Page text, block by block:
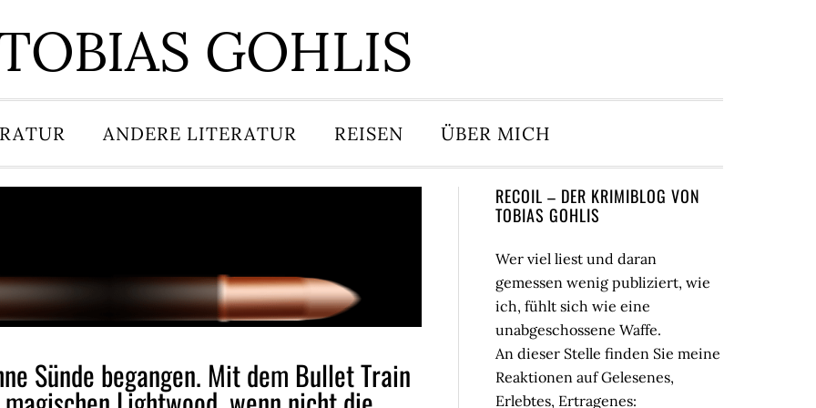
GOHLIS
ANDERE LITERATUR REISEN ÜBER MICH
Sünde begangen. Mit dem Bullet Train
Seitenspalte
RECOIL – DER KRIMIBLOG VON
TOBIAS GOHLIS
Wer viel liest und daran
gemessen wenig publiziert, wie
ich, fühlt sich wie eine
unabgeschossene Waffe.
An dieser Stelle finden Sie meine
Reaktionen auf Gelesenes,
Erlebtes, Ertragenes: